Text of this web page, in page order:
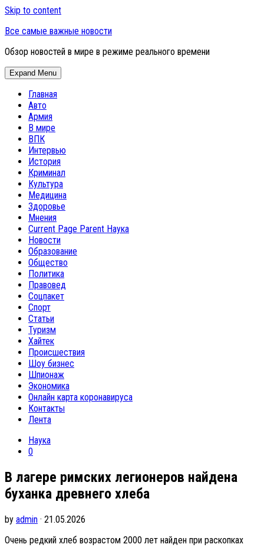
Skip to content
Все самые важные новости
Обзор новостей в мире в режиме реального времени
Expand Menu
Главная
Авто
Армия
В мире
ВПК
Интервью
История
Криминал
Культура
Медицина
Здоровье
Мнения
Current Page Parent Наука
Новости
Образование
Общество
Политика
Правовед
Соцпакет
Спорт
Статьи
Туризм
Хайтек
Происшествия
Шоу бизнес
Шпионаж
Экономика
Онлайн карта коронавируса
Контакты
Лента
Наука
0
В лагере римских легионеров найдена
буханка древнего хлеба
by admin · 21.05.2026
Очень редкий хлеб возрастом 2000 лет найден при раскопках